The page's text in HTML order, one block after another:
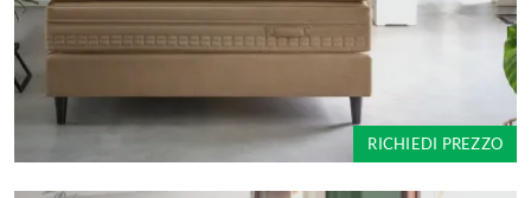
RICHIEDI PREZZO